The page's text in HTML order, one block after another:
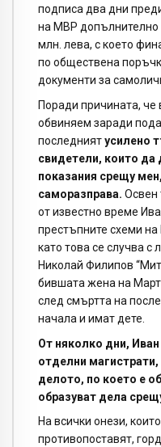
подписа два дни
на МВР допълнително
млн. лева, с което
по обществена
документи за
Поради причината,
обвиняем заради
последниятусилено
свидетели, които
показания срещу
саморазправа. Освен
от известно време
престъпните схеми
като това се случва с
Николай Филипов
бившата жена на
след смъртта на
начала и имат дете.
От няколко дни,
отделни
делото, по което е
образуват дела
На всички онези,
противопоставят,